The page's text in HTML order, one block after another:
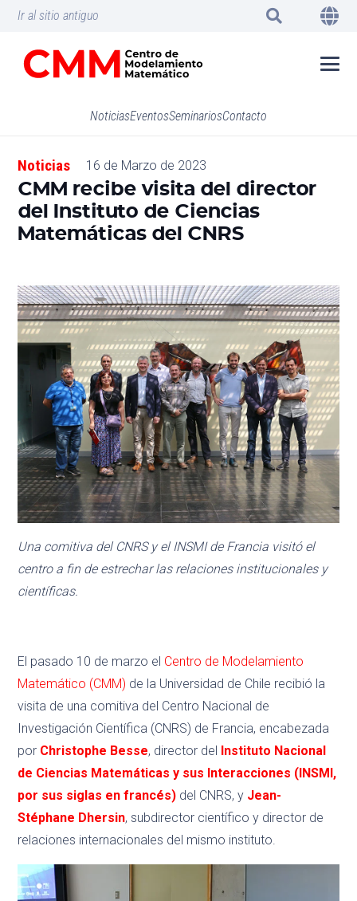
Ir al sitio antiguo
NoticiasEventosSeminariosContacto
Noticias 16 de Marzo de 2023
CMM recibe visita del director
del Instituto de Ciencias
Matemáticas del CNRS
Una comitiva del CNRS y el INSMI de Francia visitó el
centro a fin de estrechar las relaciones institucionales y
científicas.
El pasado 10 de marzo el Centro de Modelamiento
Matemático (CMM) de la Universidad de Chile recibió la
visita de una comitiva del Centro Nacional de
Investigación Científica (CNRS) de Francia, encabezada
por Christophe Besse, director del
Instituto Nacional
de Ciencias Matemáticas y sus Interacciones (INSMI,
por sus siglas en francés) del CNRS, y Jean-
Stéphane Dhersin, subdirector científico y director de
relaciones internacionales del mismo instituto.